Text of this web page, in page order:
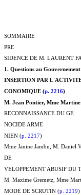
SOMMAIRE
PRE
SIDENCE DE M. LAURENT
1. Questions au
INSERTION PAR
CONOMIQUE (p. 2216)
M. Jean Pontier, Mme
RECONNAISSANCE DU GE
NOCIDE ARME
NIEN (p. 2217)
Mme Janine Jambu, M. Daniel
DE
VELOPPEMENT ABUSIF DU
M. Maxime Gremetz, Mme
MODE DE SCRUTIN (p. 2219)